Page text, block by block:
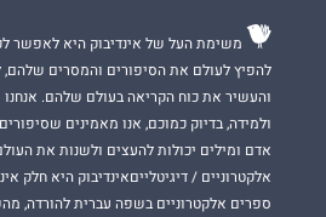
משימת העל של אינדיבוק היא לאפשר
להפיץ לעולם את הסיפורים והמסרים
והעשיר את כוח הקריאה בעולם שלהם. אנחנו
ולמידה, בדיוק כמוכם, אנו מאמינים
אדם ומילים יכולות להעצים ולשנות את
אלקטרוניים / דיגיטלייםאינדיבוק היא חלק
ספרים אלקטרוניים בשפה עברית להורדה,